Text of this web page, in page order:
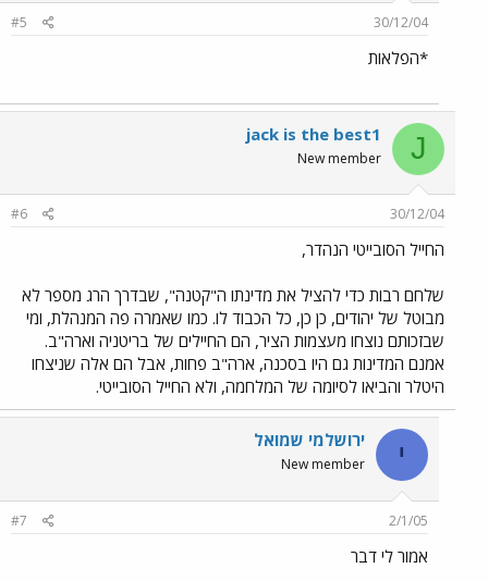
30/12/04
#5
*הפלאות
J
jack is the best1
New member
30/12/04
#6
החייל הסובייטי הנהדר,
שלחם רבות כדי להציל את מדינתו ה"קטנה", שבדרך הרג מספר לא
מבוטל של יהודים, כן כן, כל הכבוד לו. כמו שאמרה פה המנהלת, ומי
שבזכותם נוצחו מעצמות הציר, הם החיילים של בריטניה וארה"ב.
אמנם המדינות גם היו בסכנה, ארה"ב פחות, אבל הם אלה שניצחו
היטלר והביאו לסיומה של המלחמה, ולא החייל הסובייטי.
י ירושלמי שמואל
New member
2/1/05
#7
אמור לי דבר